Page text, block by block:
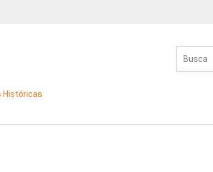
Históricas